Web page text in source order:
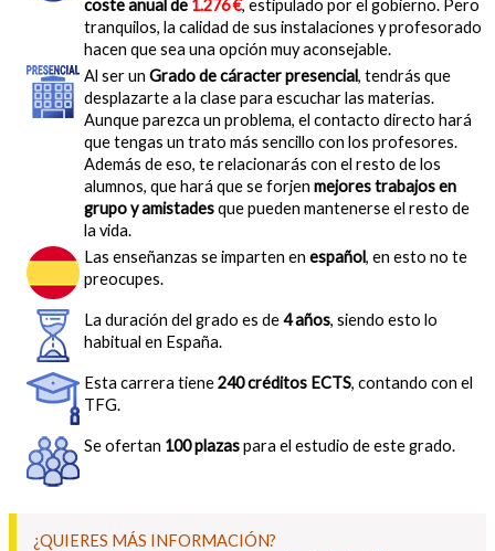
coste anual de 1.276 €, estipulado por el gobierno. Pero
tranquilos, la calidad de sus instalaciones y profesorado
hacen que sea una opción muy aconsejable.
Al ser un Grado de cáracter presencial, tendrás que
desplazarte a la clase para escuchar las materias.
Aunque parezca un problema, el contacto directo hará
que tengas un trato más sencillo con los profesores.
Además de eso, te relacionarás con el resto de los
alumnos, que hará que se forjen mejores trabajos en
grupo y amistadesque pueden mantenerse el resto de
la vida.
Las enseñanzas se imparten en español, en esto no te
preocupes.
La duración del grado es de4 años, siendo esto lo
habitual en España.
Esta carrera tiene240 créditos ECTS, contando con el
TFG.
Se ofertan 100 plazaspara el estudio de este grado.
¿QUIERES MÁS INFORMACIÓN?